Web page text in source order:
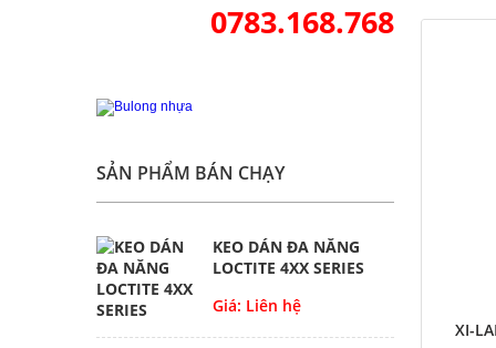
0783.168.768
SẢN PHẨM BÁN CHẠY
KEO DÁN ĐA NĂNG
LOCTITE 4XX SERIES
Giá: Liên hệ
XI-